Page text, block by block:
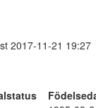
2017-11-21 19:27